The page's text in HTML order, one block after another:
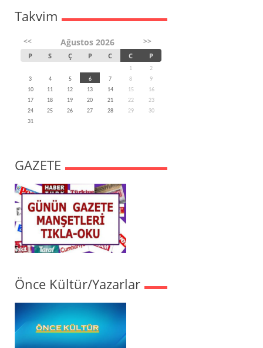
Takvim
<< Ağustos 2026 >>
P S Ç P C C P
1
2
3
4 5 6 7 8
9
10
11 12 13 14 15
16
17
18 19 20 21 22
23
24
25 26 27 28 29
30
31
GAZETE
Önce Kültür/Yazarlar